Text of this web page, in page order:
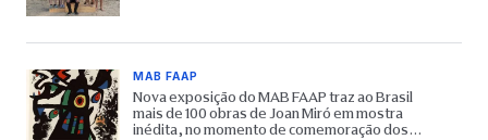
MAB FAAP
Nova exposição do MAB FAAP traz ao Brasil
mais de 100 obras de Joan Miró em mostra
inédita, no momento de comemoração dos